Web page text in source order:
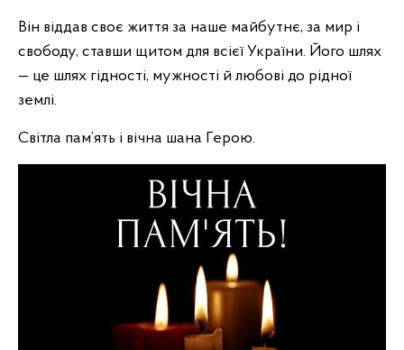
Він віддав своє життя за наше майбутнє, за мир і
свободу, ставши щитом для всієї України. Його шлях
— це шлях гідності, мужності й любові до рідної
землі.
Світла пам’ять і вічна шана Герою.